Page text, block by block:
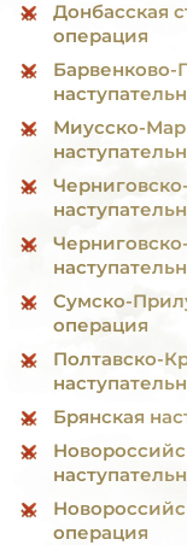
Донбасская
операция
Барвенково-
Миусско-
Сумско-
операция
Полтавско-
Брянская
операция